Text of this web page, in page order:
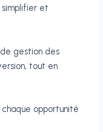
simplifier et
de gestion des
tout en
opportunité